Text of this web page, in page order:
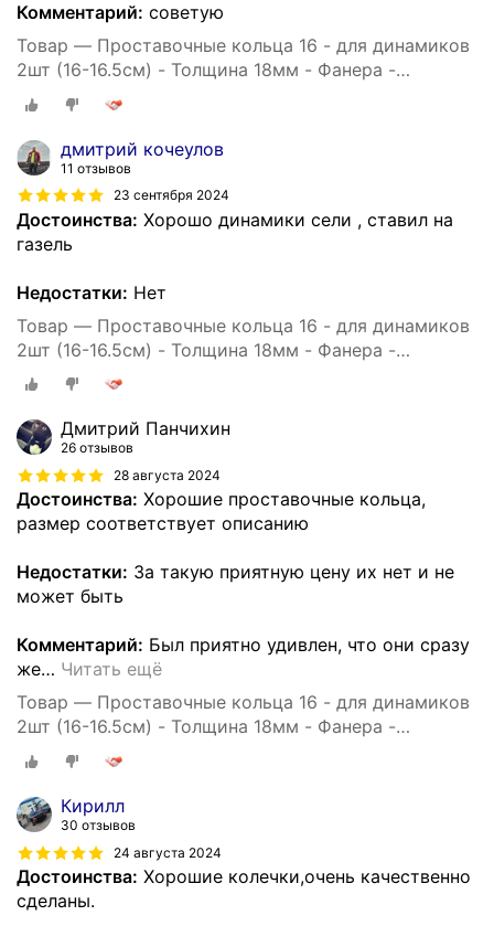
Комментарий: советую
Товар — Проставочные кольца 16 - для динамиков
2шт (16-16.5см) - Толщина 18мм - Фанера -
проставки для динамиков
дмитрий кочеулов
11 отзывов
23 сентября 2024
Достоинства: Хорошо динамики сели , ставил на
газель
Недостатки: Нет
Товар — Проставочные кольца 16 - для динамиков
2шт (16-16.5см) - Толщина 18мм - Фанера -
проставки для динамиков
Дмитрий Панчихин
26 отзывов
28 августа 2024
Достоинства: Хорошие проставочные кольца,
размер соответствует описанию
Недостатки: За такую приятную цену их нет и не
может быть
Комментарий: Был приятно удивлен, что они сразу
же… Читать ещё
Товар — Проставочные кольца 16 - для динамиков
2шт (16-16.5см) - Толщина 18мм - Фанера -
проставки для динамиков
Кирилл
30 отзывов
24 августа 2024
Достоинства: Хорошие колечки,очень качественно
сделаны.